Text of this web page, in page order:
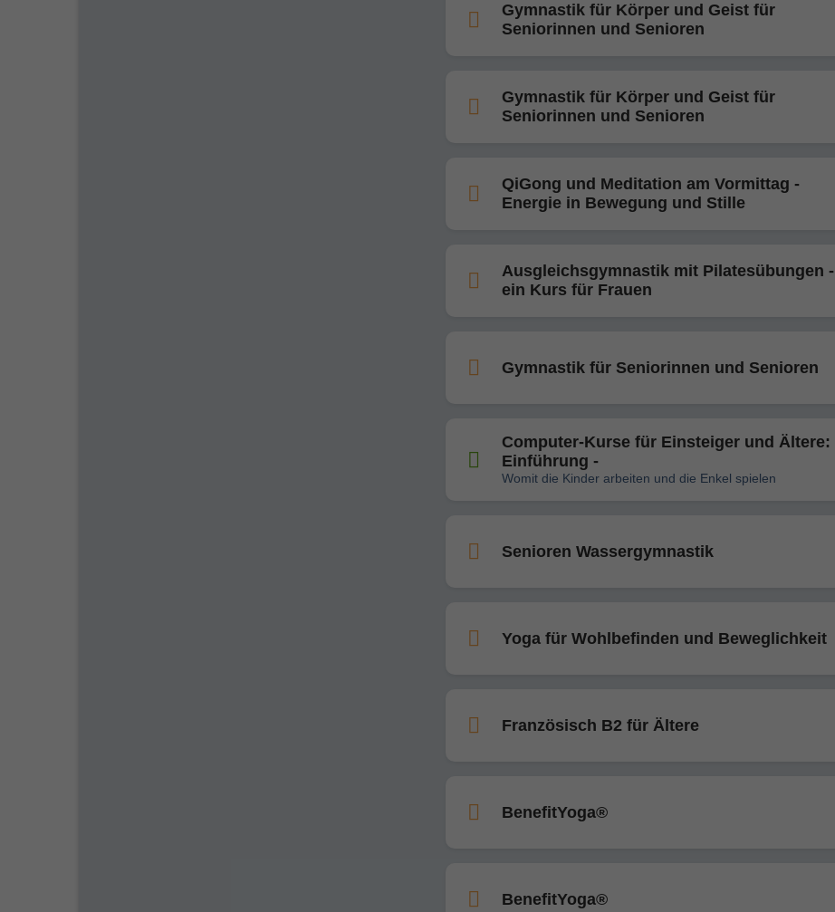
Gymnastik für Körper und Geist für
Seniorinnen und Senioren
Gymnastik für Körper und Geist für
Seniorinnen und Senioren
QiGong und Meditation am Vormittag -
Energie in Bewegung und Stille
Ausgleichsgymnastik mit Pilatesübungen -
ein Kurs für Frauen
Gymnastik für Seniorinnen und Senioren
Computer-Kurse für Einsteiger und Ältere:
Einführung -
Womit die Kinder arbeiten und die Enkel spielen
Senioren Wassergymnastik
Yoga für Wohlbefinden und Beweglichkeit
Französisch B2 für Ältere
BenefitYoga®
BenefitYoga®